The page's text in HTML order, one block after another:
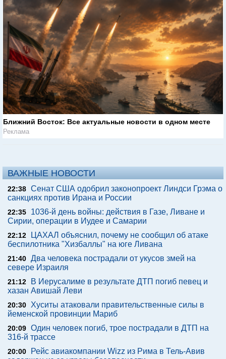
Ближний Восток: Все актуальные новости в одном месте
Реклама
ВАЖНЫЕ НОВОСТИ
22:38 Сенат США одобрил законопроект Линдси Грэма о
санкциях против Ирана и России
22:35
1036-й день войны: действия в Газе, Ливане и
Сирии, операции в Иудее и Самарии
22:12
ЦАХАЛ объяснил, почему не сообщил об атаке
беспилотника "Хизбаллы" на юге Ливана
21:40 Два человека пострадали от укусов змей на
севере Израиля
21:12
В Иерусалиме в результате ДТП погиб певец и
хазан Авишай Леви
20:30 Хуситы атаковали правительственные силы в
йеменской провинции Мариб
20:09 Один человек погиб, трое пострадали в ДТП на
316-й трассе
20:00
Рейс авиакомпании Wizz из Рима в Тель-Авив